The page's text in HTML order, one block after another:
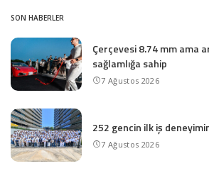
SON HABERLER
Çerçevesi 8.74 mm ama
sağlamlığa sahip
7 Ağustos 2026
252 gencin ilk iş
7 Ağustos 2026